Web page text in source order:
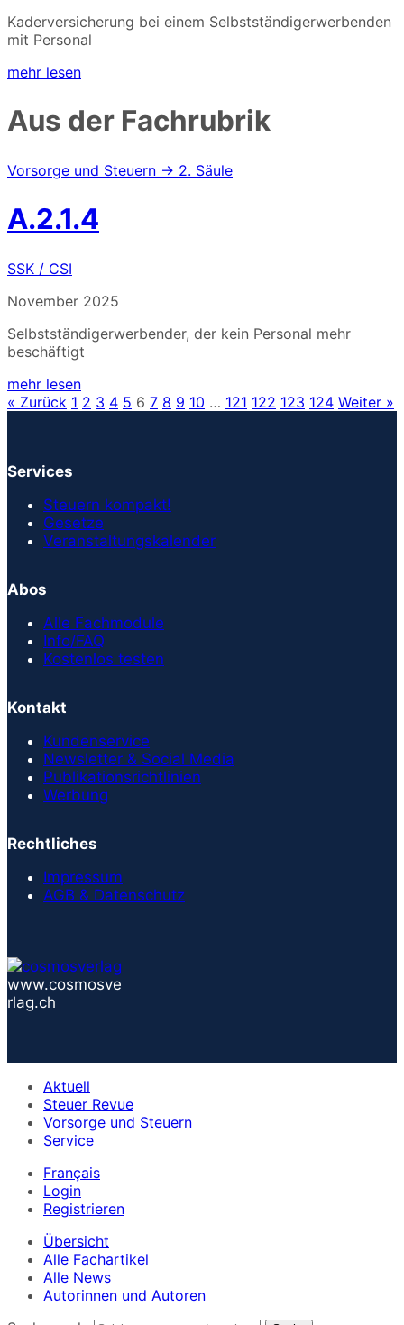
Kaderversicherung bei einem Selbstständigerwerbenden
mit Personal
mehr lesen
Aus der Fachrubrik
Vorsorge und Steuern → 2. Säule
A.2.1.4
SSK / CSI
November 2025
Selbstständigerwerbender, der kein Personal mehr
beschäftigt
mehr lesen
« Zurück 1 2 3 4 5 6 7 8 9 10 … 121 122 123 124 Weiter »
Services
Steuern kompakt!
Gesetze
Veranstaltungskalender
Abos
Alle Fachmodule
Info/FAQ
Kostenlos testen
Kontakt
Kundenservice
Newsletter & Social Media
Publikationsrichtlinien
Werbung
Rechtliches
Impressum
AGB & Datenschutz
www.cosmosve
rlag.ch
Aktuell
Steuer Revue
Vorsorge und Steuern
Service
Français
Login
Registrieren
Übersicht
Alle Fachartikel
Alle News
Autorinnen und Autoren